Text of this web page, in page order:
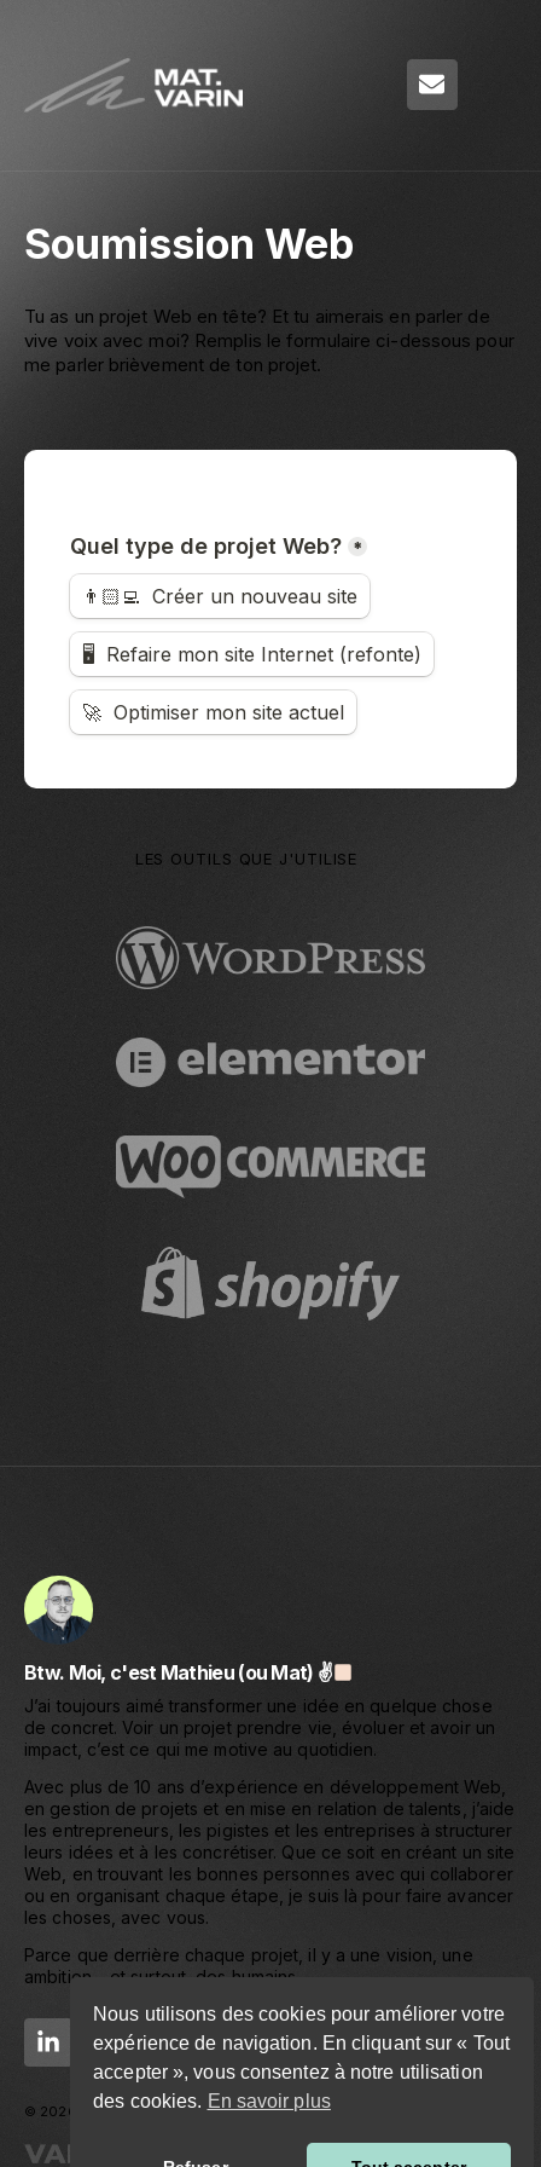
Soumission Web
Tu as un projet Web en tête? Et tu aimerais en parler de
vive voix avec moi? Remplis le formulaire ci-dessous pour
me parler brièvement de ton projet.
LES OUTILS QUE J'UTILISE
Btw. Moi, c'est Mathieu (ou Mat) ✌
J’ai toujours aimé transformer une idée en quelque chose
de concret. Voir un projet prendre vie, évoluer et avoir un
impact, c’est ce qui me motive au quotidien.
Avec plus de 10 ans d’expérience en développement Web,
en gestion de projets et en mise en relation de talents, j’aide
les entrepreneurs, les pigistes et les entreprises à structurer
leurs idées et à les concrétiser. Que ce soit en créant un site
Web, en trouvant les bonnes personnes avec qui collaborer
ou en organisant chaque étape, je suis là pour faire avancer
les choses, avec vous.
Parce que derrière chaque projet, il y a une vision, une
ambition… et surtout, des humains.
© 2026 Mathieu Varin. Tous droits réservés.
Nous utilisons des cookies pour améliorer votre
expérience de navigation. En cliquant sur « Tout
accepter », vous consentez à notre utilisation
des cookies. En savoir plus